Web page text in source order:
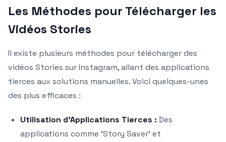
Les Méthodes pour Télécharger les
Vidéos Stories
Il existe plusieurs méthodes pour télécharger des
vidéos Stories sur Instagram, allant des applications
tierces aux solutions manuelles. Voici quelques-unes
des plus efficaces :
Utilisation d’Applications Tierces : Des
applications comme ‘Story Saver’ et